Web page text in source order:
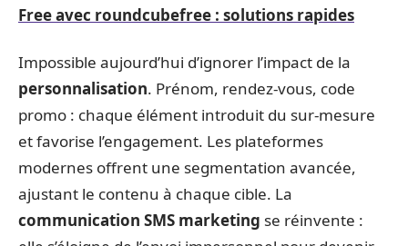
Free avec roundcubefree : solutions rapides
Impossible aujourd’hui d’ignorer l’impact de la
personnalisation. Prénom, rendez-vous, code
promo : chaque élément introduit du sur-mesure
et favorise l’engagement. Les plateformes
modernes offrent une segmentation avancée,
ajustant le contenu à chaque cible. La
communication SMS marketing se réinvente :